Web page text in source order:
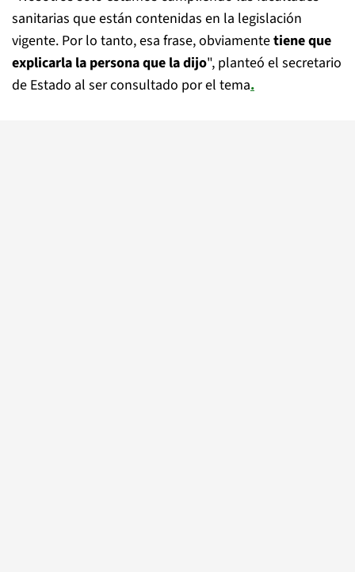
sanitarias que están contenidas en la legislación
vigente. Por lo tanto, esa frase, obviamentetiene que
explicarla la persona que la dijo", planteó el secretario
de Estado al ser consultado por el tema.